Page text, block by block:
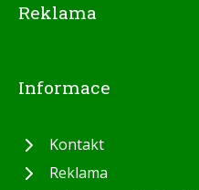
Reklama
Informace
Kontakt
Reklama